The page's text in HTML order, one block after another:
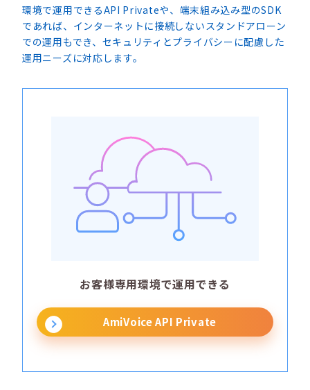
環境で運用できるAPI Privateや、端末組み込み型のSDK
であれば、インターネットに接続しないスタンドアローン
での運用もでき、セキュリティとプライバシーに配慮した
運用ニーズに対応します。
お客様専用環境で運用できる
AmiVoice API Private